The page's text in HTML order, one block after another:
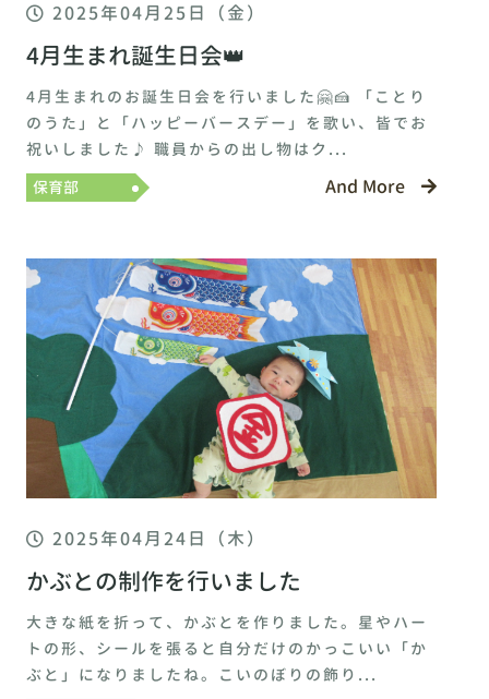
2025年04月25日（金）
4月生まれ誕生日会👑
4月生まれのお誕生日会を行いました🤗🍰 「ことり
のうた」と「ハッピーバースデー」を歌い、皆でお
祝いしました♪ 職員からの出し物はク...
保育部
And More
2025年04月24日（木）
かぶとの制作を行いました
大きな紙を折って、かぶとを作りました。星やハー
トの形、シールを張ると自分だけのかっこいい「か
ぶと」になりましたね。こいのぼりの飾り...